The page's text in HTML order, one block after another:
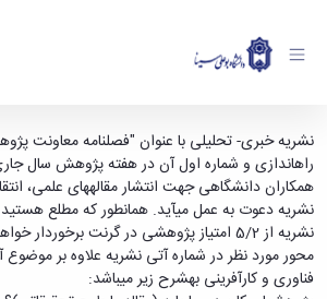
دانشگاه
تاریخچه
و
معرفی
برنامه
راهبردی
دانشگاه
نقشه
آموزش
پذیرش
کارشناسی
تحصیلات
تکمیلی
پسا
دکترا
استعدادهای
پژوهش
فناوری و
کارآفرینی
دفتر
ارتباط
با
صنعت
دانشکده‌ها
پردیس
اصلی
مهندسی
کشاورزی
شیمی
رفاهی
رفاهی
پرسنل
اداره
رفاه
اعضای
هیأت
علمی
کارکنان
فراخوان ارسال مقاله به فصلنامه
فناوری دانشگاه - دانشگاه بوعلی
نشریه خبری- تحلیلی با عنوان "فصلنامه معاونت
راه­اندازی و شماره اول آن در هفته پژوهش سال
همکاران دانشگاهی جهت انتشار مقاله­های علمی،
نشریه دعوت به عمل می­آید. همانطور که مطلع هستید
نشریه از 5/2 امتیاز پژوهشی در گرنت
محور مورد نظر در شماره آتی نشریه علاوه بر
فناوری و کارآفرینی بهشرح زیر می­باشد: